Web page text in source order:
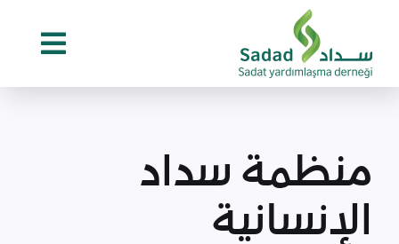
content
منظمة سداد
الإنسانية